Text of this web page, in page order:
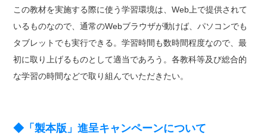
この教材を実施する際に使う学習環境は、Web上で提供されて
いるものなので、通常のWebブラウザが動けば、パソコンでも
タブレットでも実行できる。学習時間も数時間程度なので、最
初に取り上げるものとして適当であろう。各教科等及び総合的
な学習の時間などで取り組んでいただきたい。
◆「製本版」進呈キャンペーンについて